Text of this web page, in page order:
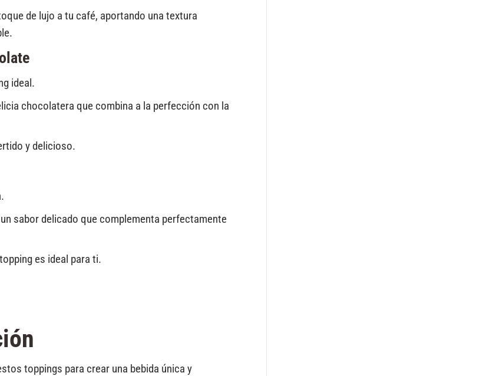
de lujo a tu café, aportando una textura
ideal.
chocolatera que combina a la perfección con la
y delicioso.
sabor delicado que complementa perfectamente
es ideal para ti.
toppings para crear una bebida única y